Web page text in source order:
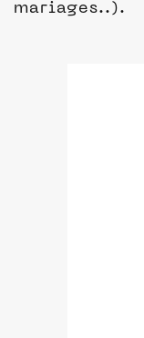
mariages..).